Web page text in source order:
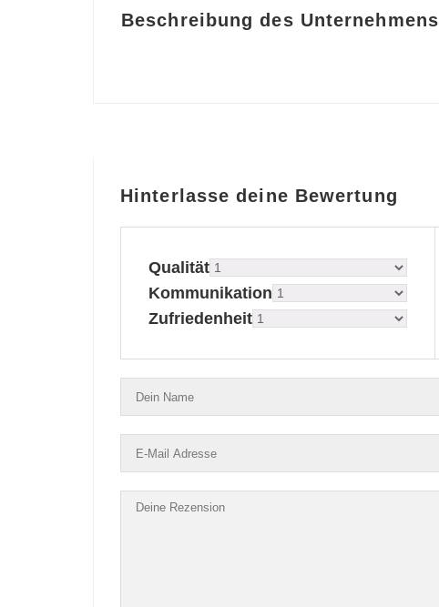
Beschreibung des Unternehmens
Hinterlasse deine Bewertung
Qualität
Kommunikation
Zufriedenheit